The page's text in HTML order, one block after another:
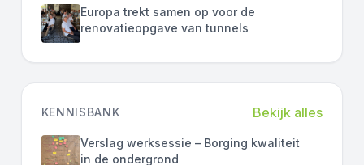
Europa trekt samen op voor de
renovatieopgave van tunnels
KENNISBANK Bekijk alles
Verslag werksessie – Borging kwaliteit
in de ondergrond